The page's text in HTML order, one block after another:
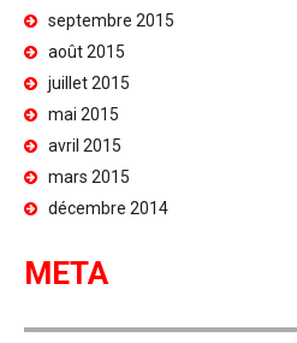
septembre 2015
août 2015
juillet 2015
mai 2015
avril 2015
mars 2015
décembre 2014
META